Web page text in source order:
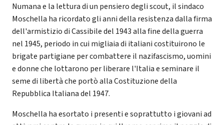
Numana e la lettura di un pensiero degli scout, il sindaco
Moschella ha ricordato gli anni della resistenza dalla firma
dell'armistizio di Cassibile del 1943 alla fine della guerra
nel 1945, periodo in cui migliaia di italiani costituirono le
brigate partigiane per combattere il nazifascismo, uomini
e donne che lottarono per liberare l'Italia e seminare il
seme di libertà che portò alla Costituzione della
Repubblica Italiana del 1947.
Moschella ha esortato i presenti e soprattutto i giovani ad